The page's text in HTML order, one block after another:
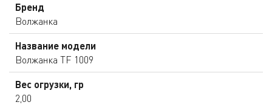
Бренд
Волжанка
Название модели
Волжанка TF 1009
Вес огрузки, гр
2,00